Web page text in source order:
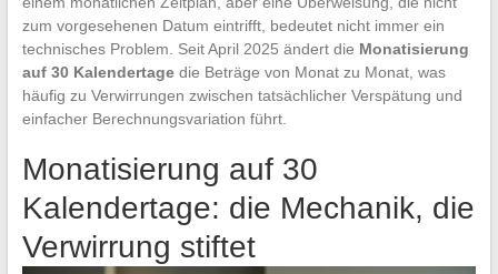
zum vorgesehenen Datum eintrifft, bedeutet nicht immer ein
technisches Problem. Seit April 2025 ändert die Monatisierung
auf 30 Kalendertagedie Beträge von Monat zu Monat, was
häufig zu Verwirrungen zwischen tatsächlicher Verspätung und
einfacher Berechnungsvariation führt.
Monatisierung auf 30
Kalendertage: die Mechanik, die
Verwirrung stiftet